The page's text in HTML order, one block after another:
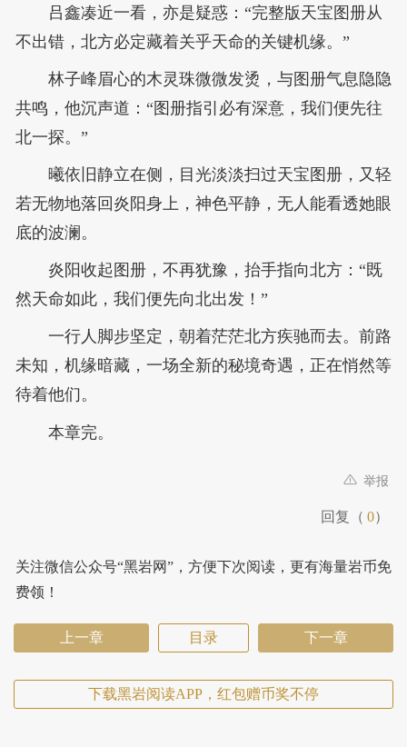
吕鑫凑近一看，亦是疑惑：“完整版天宝图册从
不出错，北方必定藏着关乎天命的关键机缘。”
林子峰眉心的木灵珠微微发烫，与图册气息隐隐
共鸣，他沉声道：“图册指引必有深意，我们便先往
北一探。”
曦依旧静立在侧，目光淡淡扫过天宝图册，又轻
若无物地落回炎阳身上，神色平静，无人能看透她眼
底的波澜。
炎阳收起图册，不再犹豫，抬手指向北方：“既
然天命如此，我们便先向北出发！”
一行人脚步坚定，朝着茫茫北方疾驰而去。前路
未知，机缘暗藏，一场全新的秘境奇遇，正在悄然等
待着他们。
本章完。
举报
回复（ 0）
关注微信公众号“黑岩网”，方便下次阅读，更有海量岩币免
费领！
上一章 目录 下一章
下载黑岩阅读APP，红包赠币奖不停